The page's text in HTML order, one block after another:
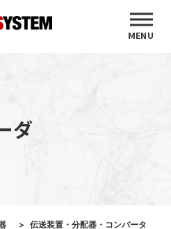
MENU
ダ
伝送装置・分配器・コンバータ